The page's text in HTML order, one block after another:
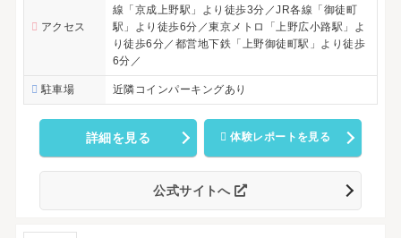
アクセス
線「京成上野駅」より徒歩3分／JR各線「御徒町
駅」より徒歩6分／東京メトロ「上野広小路駅」よ
り徒歩6分／都営地下鉄「上野御徒町駅」より徒歩
6分／
駐車場 近隣コインパーキングあり
詳細を見る 体験レポートを見る
公式サイトへ